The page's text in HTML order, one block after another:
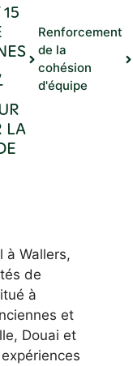
LA
Renforcement
de la
cohésion
d'équipe
à Wallers,
de
à
et
Douai et